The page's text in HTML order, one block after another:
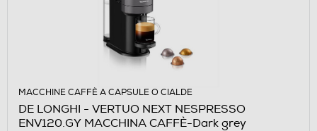
MACCHINE CAFFÈ A CAPSULE O CIALDE
DE LONGHI - VERTUO NEXT NESPRESSO
ENV120.GY MACCHINA CAFFÈ-Dark grey